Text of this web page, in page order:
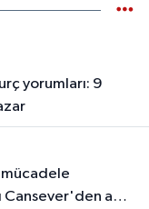
Cansever'den acı